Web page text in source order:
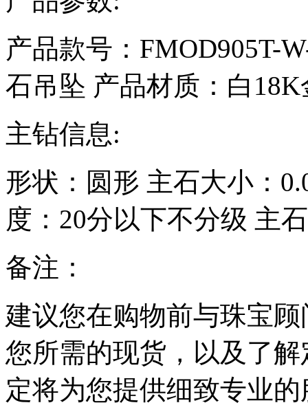
产品款号：FMOD905T-
石吊坠 产品材质： 白18K
主钻信息:
形状： 圆形 主石大小：
度： 20分以下不分级 主
备注：
建议您在购物前与珠宝
您所需的现货，以及了
定将为您提供细致专业